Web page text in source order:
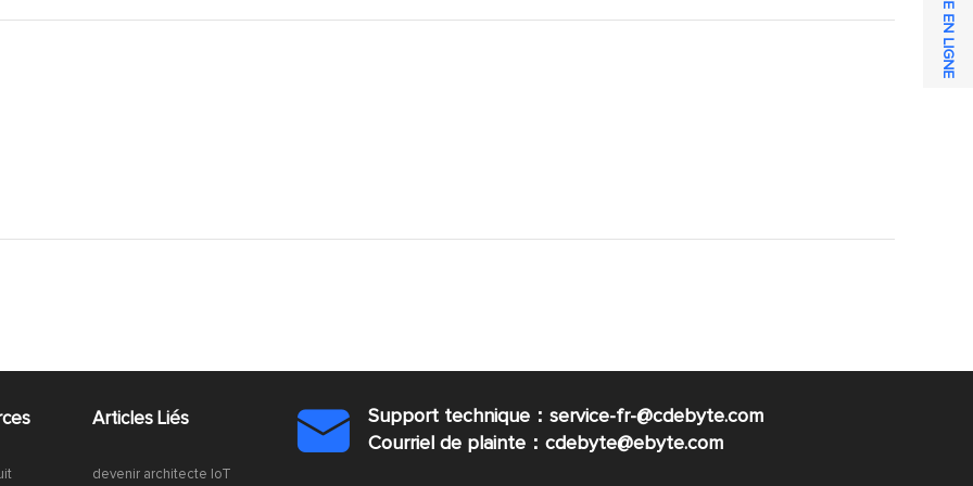
Articles Liés
devenir architecte IoT

Support technique：service-fr-@cdebyte.com
Courriel de plainte：cdebyte@ebyte.com